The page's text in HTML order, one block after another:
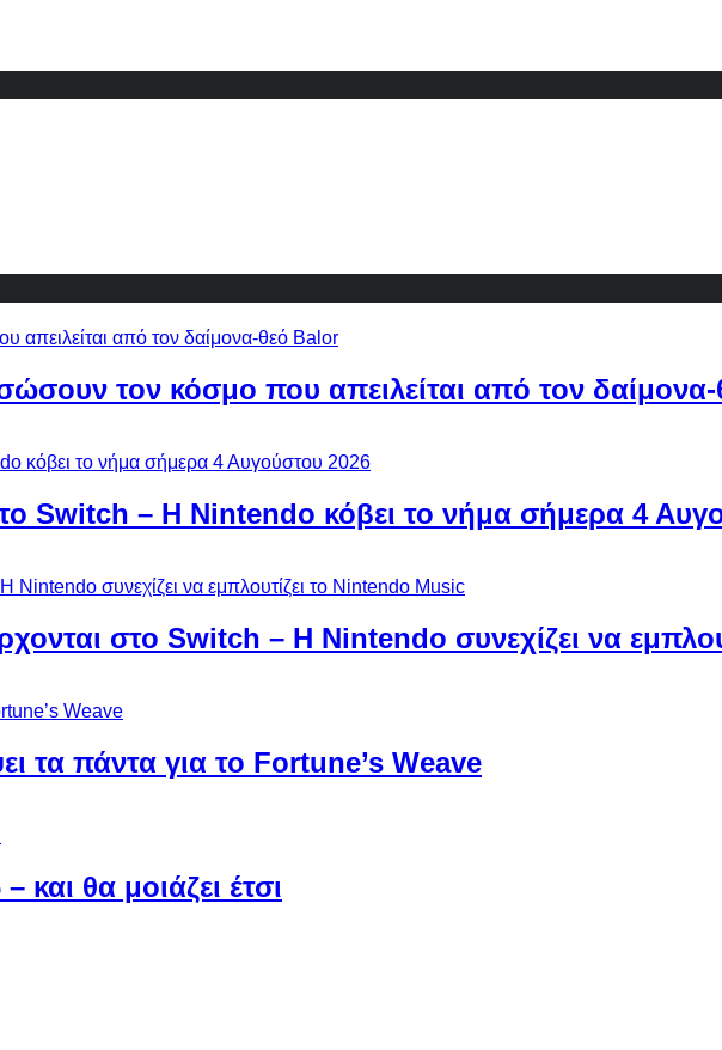
τον κόσμο που απειλείται από τον
Switch – Η Nintendo κόβει το νήμα σήμερα 4
στο Switch – Η Nintendo συνεχίζει να
τα πάντα για το Fortune’s Weave
και θα μοιάζει έτσι